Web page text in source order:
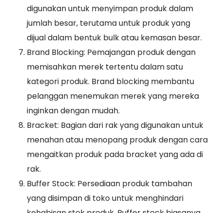
digunakan untuk menyimpan produk dalam
jumlah besar, terutama untuk produk yang
dijual dalam bentuk bulk atau kemasan besar.
Brand Blocking: Pemajangan produk dengan
memisahkan merek tertentu dalam satu
kategori produk. Brand blocking membantu
pelanggan menemukan merek yang mereka
inginkan dengan mudah.
Bracket: Bagian dari rak yang digunakan untuk
menahan atau menopang produk dengan cara
mengaitkan produk pada bracket yang ada di
rak.
Buffer Stock: Persediaan produk tambahan
yang disimpan di toko untuk menghindari